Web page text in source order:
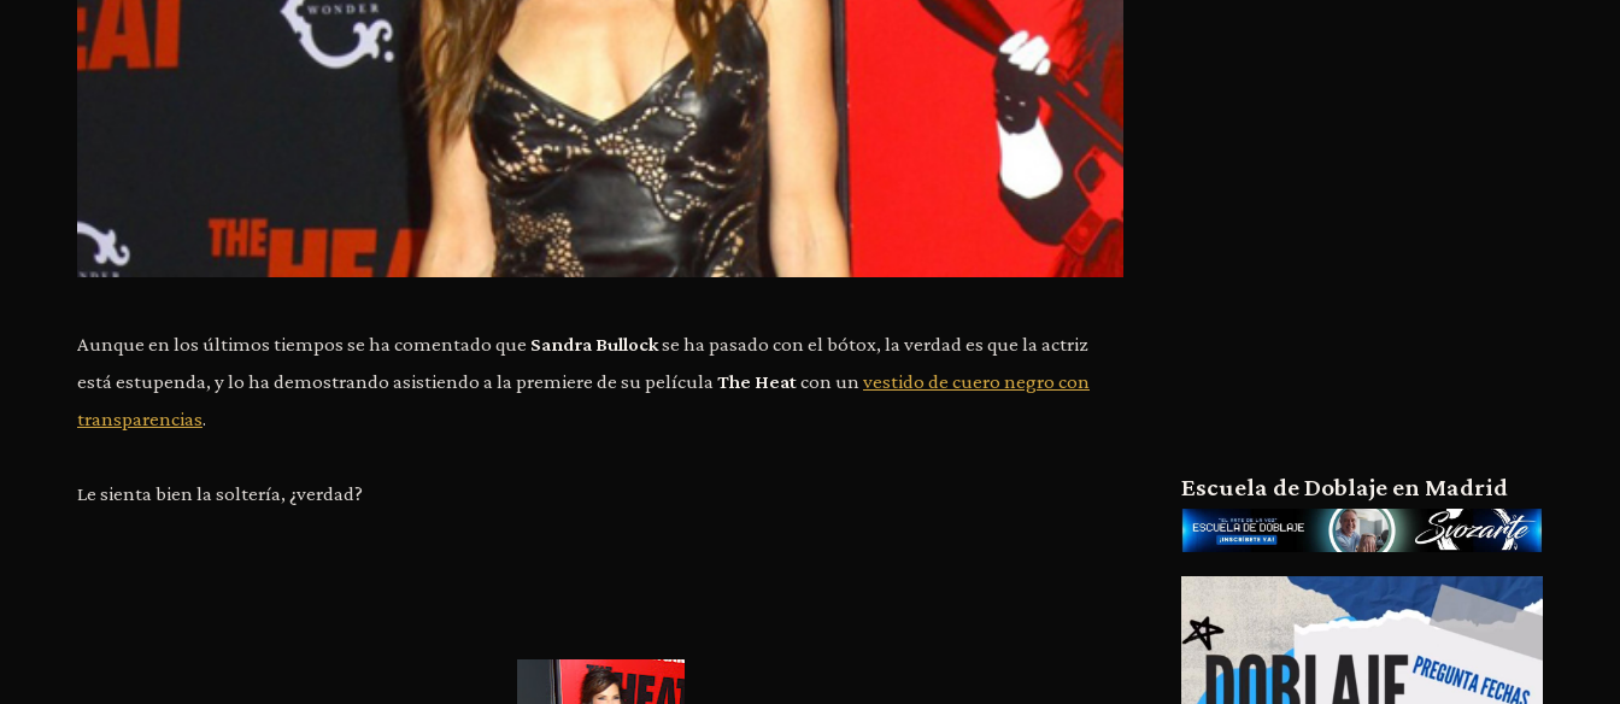
Aunque en los últimos tiempos se ha comentado que Sandra Bullockse ha pasado con el bótox, la verdad es que la actriz
está estupenda, y lo ha demostrando asistiendo a la premiere de su película The Heatcon unvestido de cuero negro con
transparencias.
Le sienta bien la soltería, ¿verdad? Escuela de Doblaje en Madrid